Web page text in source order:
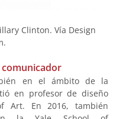
Clinton. Vía Design
en el ámbito de la
en profesor de diseño
Art. En 2016, también